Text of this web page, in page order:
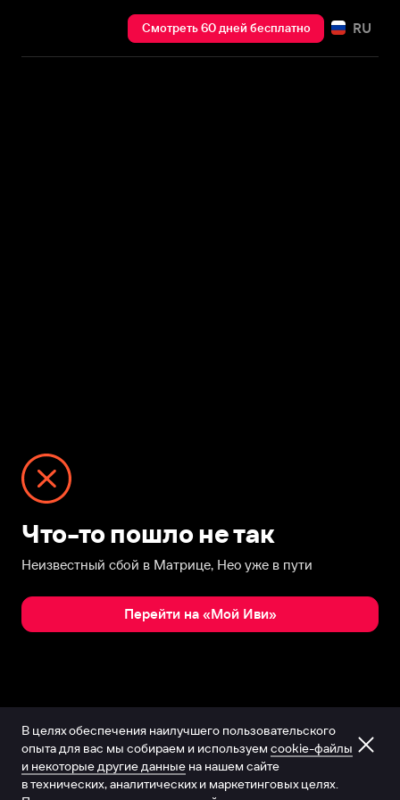
Смотреть 60 дней бесплатно RU
Что-то пошло не так
Неизвестный сбой в Матрице, Нео уже в пути
Перейти на «Мой Иви»
В целях обеспечения наилучшего пользовательского
опыта для вас мы собираем и используем cookie-файлы
и некоторые другие данные на нашем сайте
в технических, аналитических и маркетинговых целях.